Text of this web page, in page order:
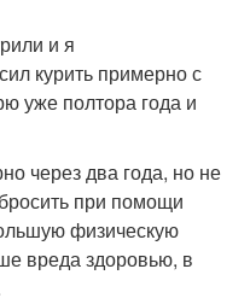
и я
курить примерно с
уже полтора года и
через два года, но не
при помощи
физическую
вреда здоровью, в